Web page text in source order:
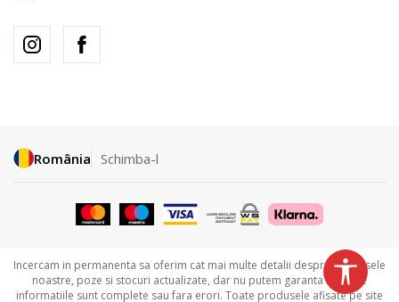
România Schimba-l
Incercam in permanenta sa oferim cat mai multe detalii despre produsele
noastre, poze si stocuri actualizate, dar nu putem garanta ca toate
informatiile sunt complete sau fara erori. Toate produsele afisate pe site